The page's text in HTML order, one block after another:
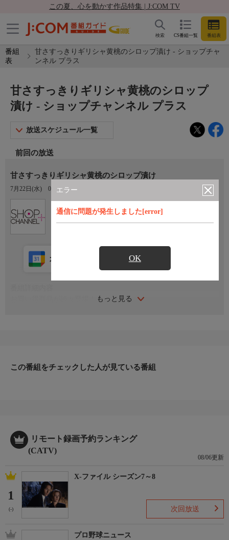
この夏、心を動かす作品特集 | J:COM TV
CS番組一覧 番組表
検索
番組
表
甘さすっきりギリシャ黄桃のシロップ漬け - ショップチャ
ンネル プラス
エラー
通信に問題が発生しました[error]
OK
甘さすっきりギリシャ黄桃のシロップ
漬け - ショップチャンネル プラス
放送スケジュール一覧
前回の放送
甘さすっきりギリシャ黄桃のシロップ漬け
7月22日(水) 03:30〜04:00
ショップチャンネル プラス
もっと見る
カレンダー登録 アプリ視聴
お買い得商品が続々登場！！
この番組をチェックした人が見ている番組
リモート録画予約ランキング
(CATV)
08/06更新
1
(-)
X-ファイル シーズン7～8
次回放送
プロ野球ニュース